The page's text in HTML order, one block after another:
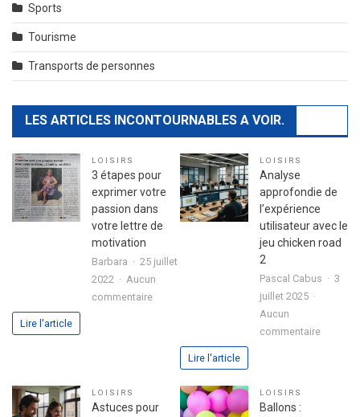
Sports
Tourisme
Transports de personnes
LES ARTICLES INCONTOURNABLES A VOIR.
LOISIRS
3 étapes pour
exprimer votre
passion dans
votre lettre de
motivation
Barbara
25 juillet
2022
Aucun
commentairesur
exprimer
passion
Lire l'article
LOISIRS
Analyse
approfondie de
l’expérience
utilisateur avec le
jeu chicken road
2
Pascal Cabus
3
juillet 2025
Aucun
commentairesur
Lire l'article
LOISIRS
Astuces pour
LOISIRS
Ballons :